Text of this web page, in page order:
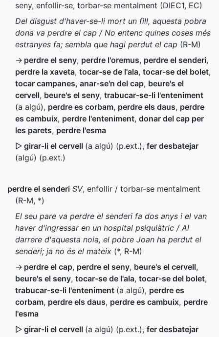
seny, enfollir-se, torbar-se mentalment (DIEC1, EC)
Del disgust d'haver-se-li mort un fill, aquesta pobra
dona va perdre el cap / No entenc quines coses més
estranyes fa; sembla que hagi perdut el cap (R-M)
→ perdre el seny, perdre l'oremus, perdre el senderi,
perdre la xaveta, tocar-se de l'ala, tocar-se del bolet,
tocar campanes, anar-se'n del cap, beure's el
cervell, beure's el seny, trabucar-se-li l'enteniment
(a algú), perdre es corbam, perdre els daus, perdre
es cambuix, perdre l'enteniment, donar del cap per
les parets, perdre l'esma
▷ girar-li el cervell (a algú) (p.ext.), fer desbatejar
(algú) (p.ext.)
perdre el senderi SV, enfollir / torbar-se mentalment
(R-M, *)
El seu pare va perdre el senderi fa dos anys i el van
haver d'ingressar en un hospital psiquiàtric / Al
darrere d'aquesta noia, el pobre Joan ha perdut el
senderi; ja no és el mateix (*, R-M)
→ perdre el cap, perdre el seny, beure's el cervell,
beure's el seny, tocar-se de l'ala, tocar-se del bolet,
trabucar-se-li l'enteniment (a algú), perdre es
corbam, perdre els daus, perdre es cambuix, perdre
l'esma
▷ girar-li el cervell (a algú) (p.ext.), fer desbatejar